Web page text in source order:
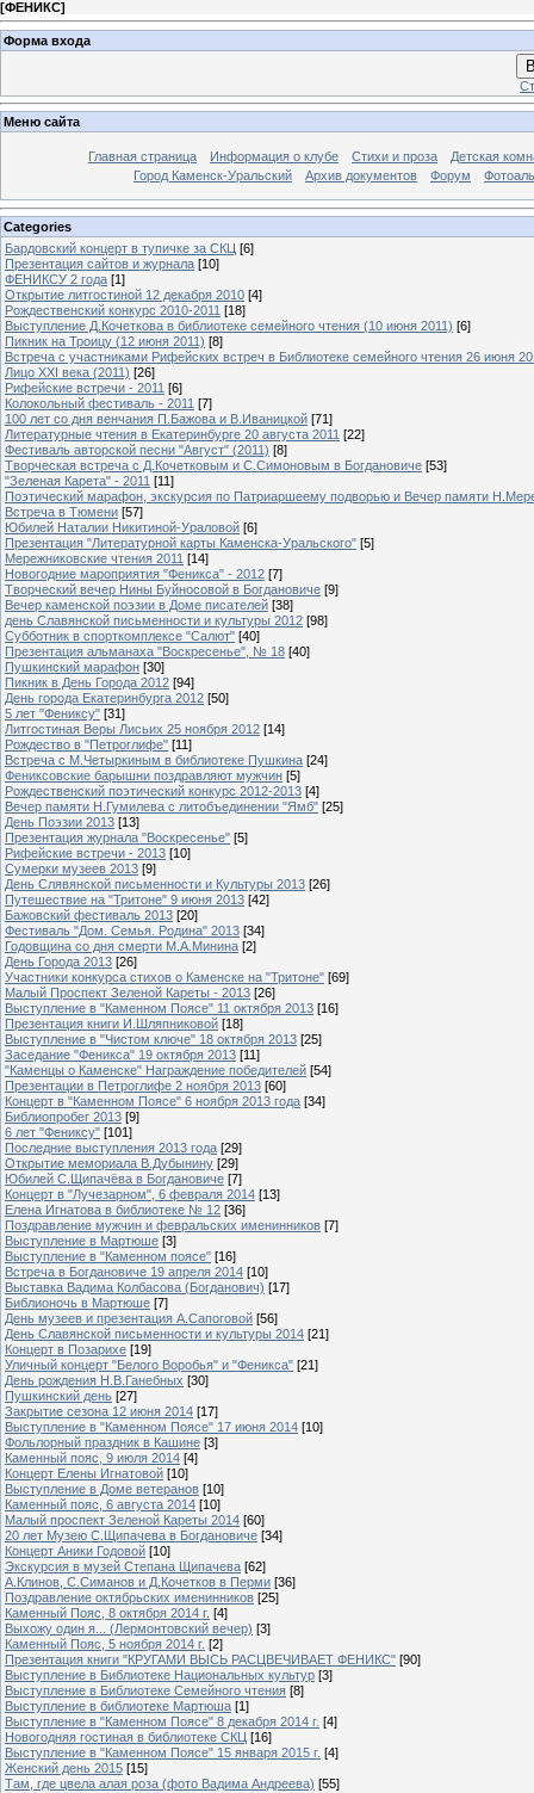
[ФЕНИКС]
Форма входа
Меню сайта
Главная страница Информация о клубе Стихи и проза
Детская
Город Каменск-Уральский
Архив документов Форум
Categories
Бардовский концерт в тупичке за СКЦ [6]
Презентация сайтов и журнала [10]
ФЕНИКСУ 2 года [1]
Открытие литгостиной 12 декабря 2010 [4]
Рождественский конкурс 2010-2011 [18]
Выступление Д.Кочеткова в библиотеке семейного чтения (10 июня 2011) [6]
Пикник на Троицу (12 июня 2011) [8]
Встреча с участниками Рифейских встреч в Библиотеке семейного чтения 26 июня
Лицо XXI века (2011) [26]
Рифейские встречи - 2011 [6]
Колокольный фестиваль - 2011 [7]
100 лет со дня венчания П.Бажова и В.Иваницкой [71]
Литературные чтения в Екатеринбурге 20 августа 2011 [22]
Фестиваль авторской песни "Август" (2011) [8]
Творческая встреча с Д.Кочетковым и С.Симоновым в Богдановиче [53]
"Зеленая Карета" - 2011 [11]
Поэтический марафон, экскурсия по Патриаршеему подворью и Вечер памяти
Встреча в Тюмени [57]
Юбилей Наталии Никитиной-Ураловой [6]
Презентация "Литературной карты Каменска-Уральского" [5]
Мережниковские чтения 2011 [14]
Новогодние мароприятия "Феникса" - 2012 [7]
Творческий вечер Нины Буйносовой в Богдановиче [9]
Вечер каменской поэзии в Доме писателей [38]
день Славянской письменности и культуры 2012 [98]
Субботник в спорткомплексе "Салют" [40]
Презентация альманаха "Воскресенье", № 18 [40]
Пушкинский марафон [30]
Пикник в День Города 2012 [94]
День города Екатеринбурга 2012 [50]
5 лет "Фениксу" [31]
Литгостиная Веры Лисьих 25 ноября 2012 [14]
Рождество в "Петроглифе" [11]
Встреча с М.Четыркиным в библиотеке Пушкина [24]
Фениксовские барышни поздравляют мужчин [5]
Рождественский поэтический конкурс 2012-2013 [4]
Вечер памяти Н.Гумилева с литобъединении "Ямб" [25]
День Поэзии 2013 [13]
Презентация журнала "Воскресенье" [5]
Рифейские встречи - 2013 [10]
Сумерки музеев 2013 [9]
День Слявянской письменности и Культуры 2013 [26]
Путешествие на "Тритоне" 9 июня 2013 [42]
Бажовский фестиваль 2013 [20]
Фестиваль "Дом. Семья. Родина" 2013 [34]
Годовщина со дня смерти М.А.Минина [2]
День Города 2013 [26]
Участники конкурса стихов о Каменске на "Тритоне" [69]
Малый Проспект Зеленой Кареты - 2013 [26]
Выступление в "Каменном Поясе" 11 октября 2013 [16]
Презентация книги И.Шляпниковой [18]
Выступление в "Чистом ключе" 18 октября 2013 [25]
Заседание "Феникса" 19 октября 2013 [11]
"Каменцы о Каменске" Награждение победителей [54]
Презентации в Петроглифе 2 ноября 2013 [60]
Концерт в "Каменном Поясе" 6 ноября 2013 года [34]
Библиопробег 2013 [9]
6 лет "Фениксу" [101]
Последние выступления 2013 года [29]
Открытие мемориала В.Дубынину [29]
Юбилей С.Щипачёва в Богдановиче [7]
Концерт в "Лучезарном", 6 февраля 2014 [13]
Елена Игнатова в библиотеке № 12 [36]
Поздравление мужчин и февральских именинников [7]
Выступление в Мартюше [3]
Выступление в "Каменном поясе" [16]
Встреча в Богдановиче 19 апреля 2014 [10]
Выставка Вадима Колбасова (Богданович) [17]
Библионочь в Мартюше [7]
День музеев и презентация А.Сапоговой [56]
День Славянской письменности и культуры 2014 [21]
Концерт в Позарихе [19]
Уличный концерт "Белого Воробья" и "Феникса" [21]
День рождения Н.В.Ганебных [30]
Пушкинский день [27]
Закрытие сезона 12 июня 2014 [17]
Выступление в "Каменном Поясе" 17 июня 2014 [10]
Фольлорный праздник в Кашине [3]
Каменный пояс, 9 июля 2014 [4]
Концерт Елены Игнатовой [10]
Выступление в Доме ветеранов [10]
Каменный пояс, 6 августа 2014 [10]
Малый проспект Зеленой Кареты 2014 [60]
20 лет Музею С.Щипачева в Богдановиче [34]
Концерт Аники Годовой [10]
Экскурсия в музей Степана Щипачева [62]
А.Клинов, С.Симанов и Д.Кочетков в Перми [36]
Поздравление октябрьских именинников [25]
Каменный Пояс, 8 октября 2014 г. [4]
Выхожу один я... (Лермонтовский вечер) [3]
Каменный Пояс, 5 ноября 2014 г. [2]
Презентация книги "КРУГАМИ ВЫСЬ РАСЦВЕЧИВАЕТ ФЕНИКС" [90]
Выступление в Библиотеке Национальных культур [3]
Выступление в Библиотеке Семейного чтения [8]
Выступление в библиотеке Мартюша [1]
Выступление в "Каменном Поясе" 8 декабря 2014 г. [4]
Новогодняя гостиная в библиотеке СКЦ [16]
Выступление в "Каменном Поясе" 15 января 2015 г. [4]
Женский день 2015 [15]
Там, где цвела алая роза (фото Вадима Андреева) [55]